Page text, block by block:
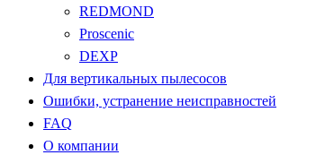
REDMOND
Proscenic
DEXP
Для вертикальных пылесосов
Ошибки, устранение неисправностей
FAQ
О компании